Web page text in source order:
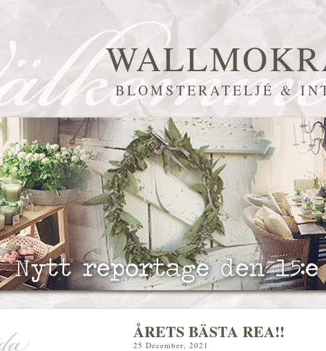
BLOMSTERATELJÉ &
ÅRETS BÄSTA REA!!
25 December, 2021